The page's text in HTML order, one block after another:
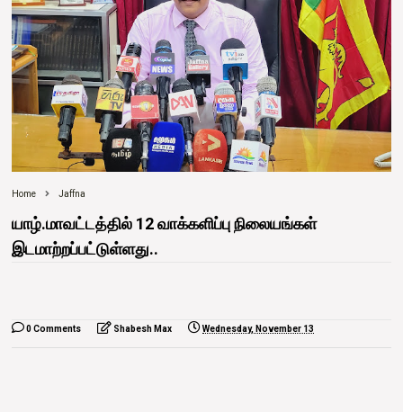
Home Jaffna
யாழ்.மாவட்டத்தில் 12 வாக்களிப்பு நிலையங்கள்
இடமாற்றப்பட்டுள்ளது..
0 Comments Shabesh Max Wednesday, November 13